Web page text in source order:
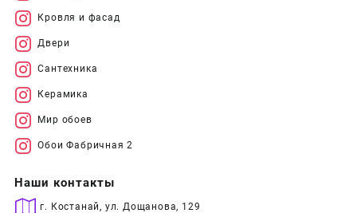
Кровля и фасад
Двери
Сантехника
Керамика
Мир обоев
Обои Фабричная 2
Наши контакты
г. Костанай, ул. Дощанова, 129